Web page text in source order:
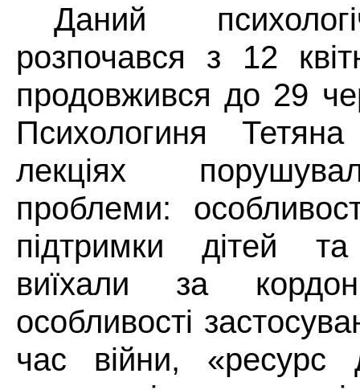
Даний
розпочався з 12
продовжився до 29
Психологиня
лекціях
проблеми:
підтримки дітей та
виїхали за
особливості
час війни, «ресурс